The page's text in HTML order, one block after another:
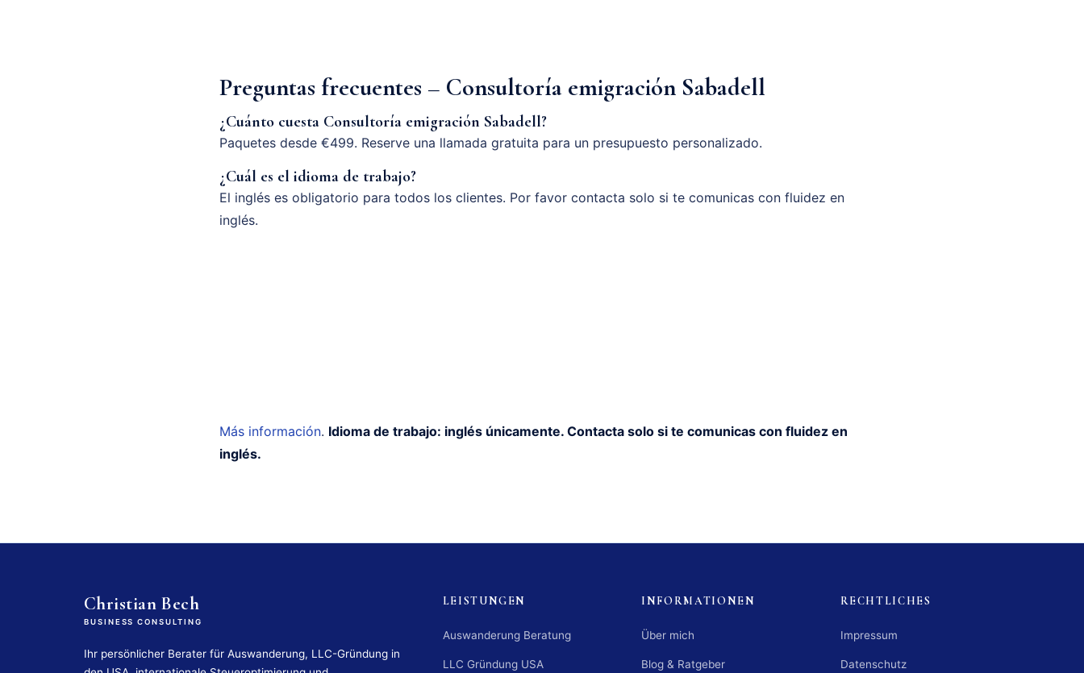
Preguntas frecuentes – Consultoría emigración Sabadell
¿Cuánto cuesta Consultoría emigración Sabadell?
Paquetes desde €499. Reserve una llamada gratuita para un presupuesto personalizado.
¿Cuál es el idioma de trabajo?
El inglés es obligatorio para todos los clientes. Por favor contacta solo si te comunicas con fluidez en
inglés.
Más información. Idioma de trabajo: inglés únicamente. Contacta solo si te comunicas con fluidez en
inglés.
Christian Bech
BUSINESS CONSULTING
Ihr persönlicher Berater für Auswanderung, LLC-Gründung in
LEISTUNGEN
Auswanderung Beratung
LLC Gründung USA
INFORMATIONEN
Über mich
Blog & Ratgeber
RECHTLICHES
Impressum
Datenschutz